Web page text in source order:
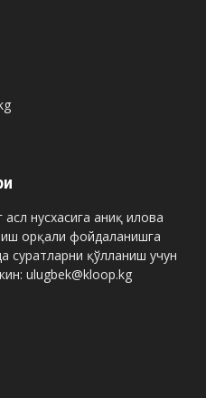
нусхасига аниқ илова
орқали фойдаланишга
суратларни қўлланиш учун
ulugbek@kloop.kg